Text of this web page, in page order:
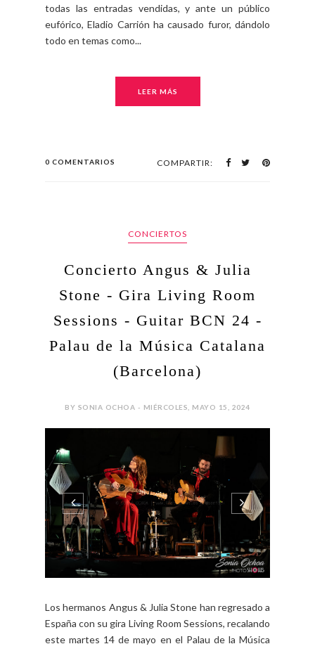
todas las entradas vendidas, y ante un público
eufórico, Eladio Carrión ha causado furor, dándolo
todo en temas como...
LEER MÁS
0 COMENTARIOS COMPARTIR:
CONCIERTOS
Concierto Angus & Julia
Stone - Gira Living Room
Sessions - Guitar BCN 24 -
Palau de la Música Catalana
(Barcelona)
BY SONIA OCHOA - MIÉRCOLES, MAYO 15, 2024
Los hermanos Angus & Julia Stone han regresado a
España con su gira Living Room Sessions, recalando
este martes 14 de mayo en el Palau de la Música